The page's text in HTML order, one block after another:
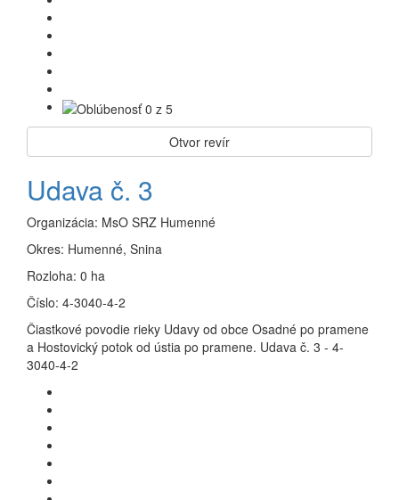
Otvor revír
Udava č. 3
Organizácia: MsO SRZ Humenné
Okres: Humenné, Snina
Rozloha: 0 ha
Číslo: 4-3040-4-2
Čiastkové povodie rieky Udavy od obce Osadné po pramene
a Hostovický potok od ústia po pramene. Udava č. 3 - 4-
3040-4-2